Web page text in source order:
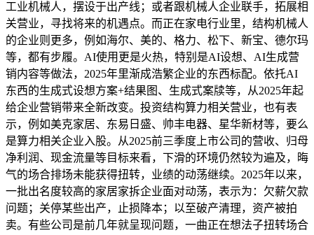
工业机械人，摆设于出产线；或者跟机械人企业联手，拓展相
关营业，寻找将来的机遇点。而正在家电行业里，结构机械人
的企业则更多，例如海尔、美的、格力、松下、新宝、德尔玛
等，都有步履。AI使用更是火热，特别是AI设想、AI生成营
销内容等做法，2025年里渐成浩繁企业的东西标配。依托AI
东西的生成式设想方案+结果图、生成式案牍等，从2025年起
给企业营销带来全新改变。投资结构算力相关营业，也有表
示，例如美克家居、东易日盛、帅丰电器、星华新材等，要么
是算力相关企业入股。从2025前三季度上市公司的营收、归母
净利润、现金流量等目标来看，下滑的环境仍然较为遍及，晦
气的场合排场未能获得扭转，业绩的动荡继续。2025年以来，
一批出名度较高的家居家拆企业面对动荡，表示为：欠薪欠款
问题；关停某些出产，止损降本；以至破产清理，资产被拍
卖。有些公司是前几年就呈现问题，一曲正在想法子扭转场合